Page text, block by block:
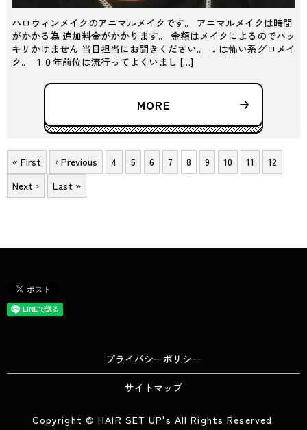
ハロウィンメイクのアニマルメイクです。 アニマルメイクは時間
がかかる為 追加料金がかかります。 金額はメイクによるのでハッ
キリかけません 当日担当にお聞きください。 ↓は怖い系グロメイ
ク。 １０年前位は流行ってよくいまし […]
MORE
« First ‹ Previous 4 5 6 7 8 9 10 11
12
Next ›
Last »
プライバシーポリシー
サイトマップ
Copyright © HAIR SET UP's All Rights Reserved.